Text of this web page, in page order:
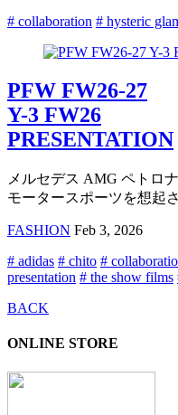
# collaboration # hysteric
PFW FW26-27
Y-3 FW26
PRESENTATION
メルセデス AMG ペトロ
モータースポーツを想起
FASHION Feb 3, 2026
# adidas # chito #
presentation # the show films
BACK
ONLINE STORE